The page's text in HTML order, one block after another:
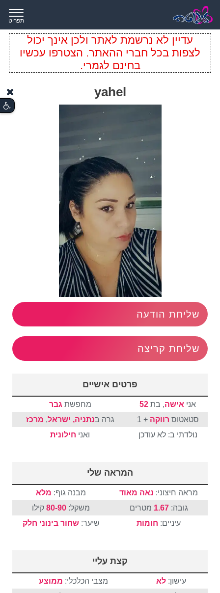
תפריט
עדיין לא נרשמת לאתר ולכן אינך יכול
לצפות בכל חברי ההאתר. הצטרפו עכשיו
בחינם לגמרי.
yahel
שליחת הודעה
שליחת קריצה
פרטים אישיים
אני אישה, בת 52 מחפשת גבר
סטאטוס רווקה + 1 גרה בנתניה, ישראל, מרכז
נולדתי ב: לא עודכן
ואני חילונית
המראה שלי
מראה חיצוני: נאה מאוד מבנה גוף: מלא
גובה:1.67 מטרים משקל: 80-90 קילו
עיניים: חומות שיער:שחור בינוני חלק
קצת עליי
עישון:לא מצבי הכלכלי: ממוצע